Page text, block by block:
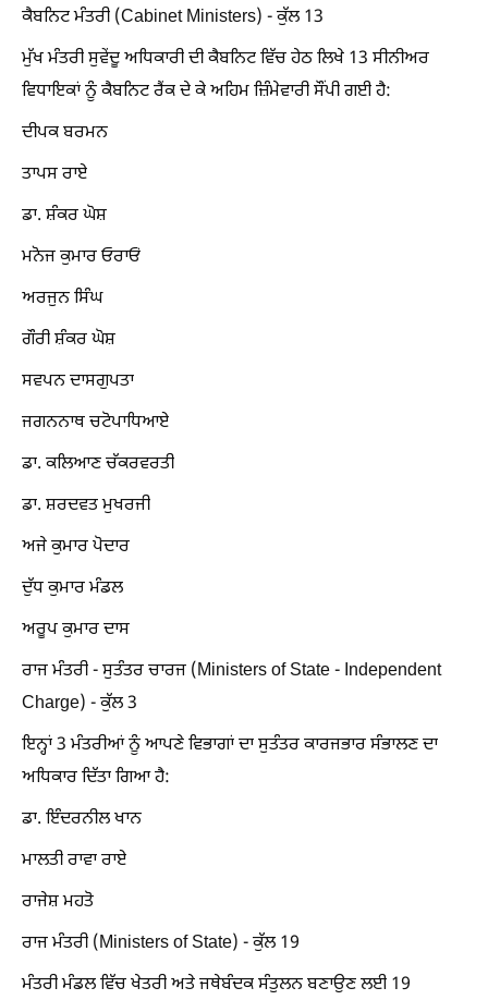
ਕੈਬਨਿਟ ਮੰਤਰੀ (Cabinet Ministers) - ਕੁੱਲ 13
ਮੁੱਖ ਮੰਤਰੀ ਸੁਵੇਂਦੂ ਅਧਿਕਾਰੀ ਦੀ ਕੈਬਨਿਟ ਵਿੱਚ ਹੇਠ ਲਿਖੇ 13 ਸੀਨੀਅਰ
ਵਿਧਾਇਕਾਂ ਨੂੰ ਕੈਬਨਿਟ ਰੈਂਕ ਦੇ ਕੇ ਅਹਿਮ ਜ਼ਿੰਮੇਵਾਰੀ ਸੌਂਪੀ ਗਈ ਹੈ:
ਦੀਪਕ ਬਰਮਨ
ਤਾਪਸ ਰਾਏ
ਡਾ. ਸ਼ੰਕਰ ਘੋਸ਼
ਮਨੋਜ ਕੁਮਾਰ ਓਰਾਓਂ
ਅਰਜੁਨ ਸਿੰਘ
ਗੌਰੀ ਸ਼ੰਕਰ ਘੋਸ਼
ਸਵਪਨ ਦਾਸਗੁਪਤਾ
ਜਗਨਨਾਥ ਚਟੋਪਾਧਿਆਏ
ਡਾ. ਕਲਿਆਣ ਚੱਕਰਵਰਤੀ
ਡਾ. ਸ਼ਰਦਵਤ ਮੁਖਰਜੀ
ਅਜੇ ਕੁਮਾਰ ਪੋਦਾਰ
ਦੁੱਧ ਕੁਮਾਰ ਮੰਡਲ
ਅਰੂਪ ਕੁਮਾਰ ਦਾਸ
ਰਾਜ ਮੰਤਰੀ - ਸੁਤੰਤਰ ਚਾਰਜ (Ministers of State - Independent
Charge) - ਕੁੱਲ 3
ਇਨ੍ਹਾਂ 3 ਮੰਤਰੀਆਂ ਨੂੰ ਆਪਣੇ ਵਿਭਾਗਾਂ ਦਾ ਸੁਤੰਤਰ ਕਾਰਜਭਾਰ ਸੰਭਾਲਣ ਦਾ
ਅਧਿਕਾਰ ਦਿੱਤਾ ਗਿਆ ਹੈ:
ਡਾ. ਇੰਦਰਨੀਲ ਖਾਨ
ਮਾਲਤੀ ਰਾਵਾ ਰਾਏ
ਰਾਜੇਸ਼ ਮਹਤੋ
ਰਾਜ ਮੰਤਰੀ (Ministers of State) - ਕੁੱਲ 19
ਮੰਤਰੀ ਮੰਡਲ ਵਿੱਚ ਖੇਤਰੀ ਅਤੇ ਜਥੇਬੰਦਕ ਸੰਤੁਲਨ ਬਣਾਉਣ ਲਈ 19